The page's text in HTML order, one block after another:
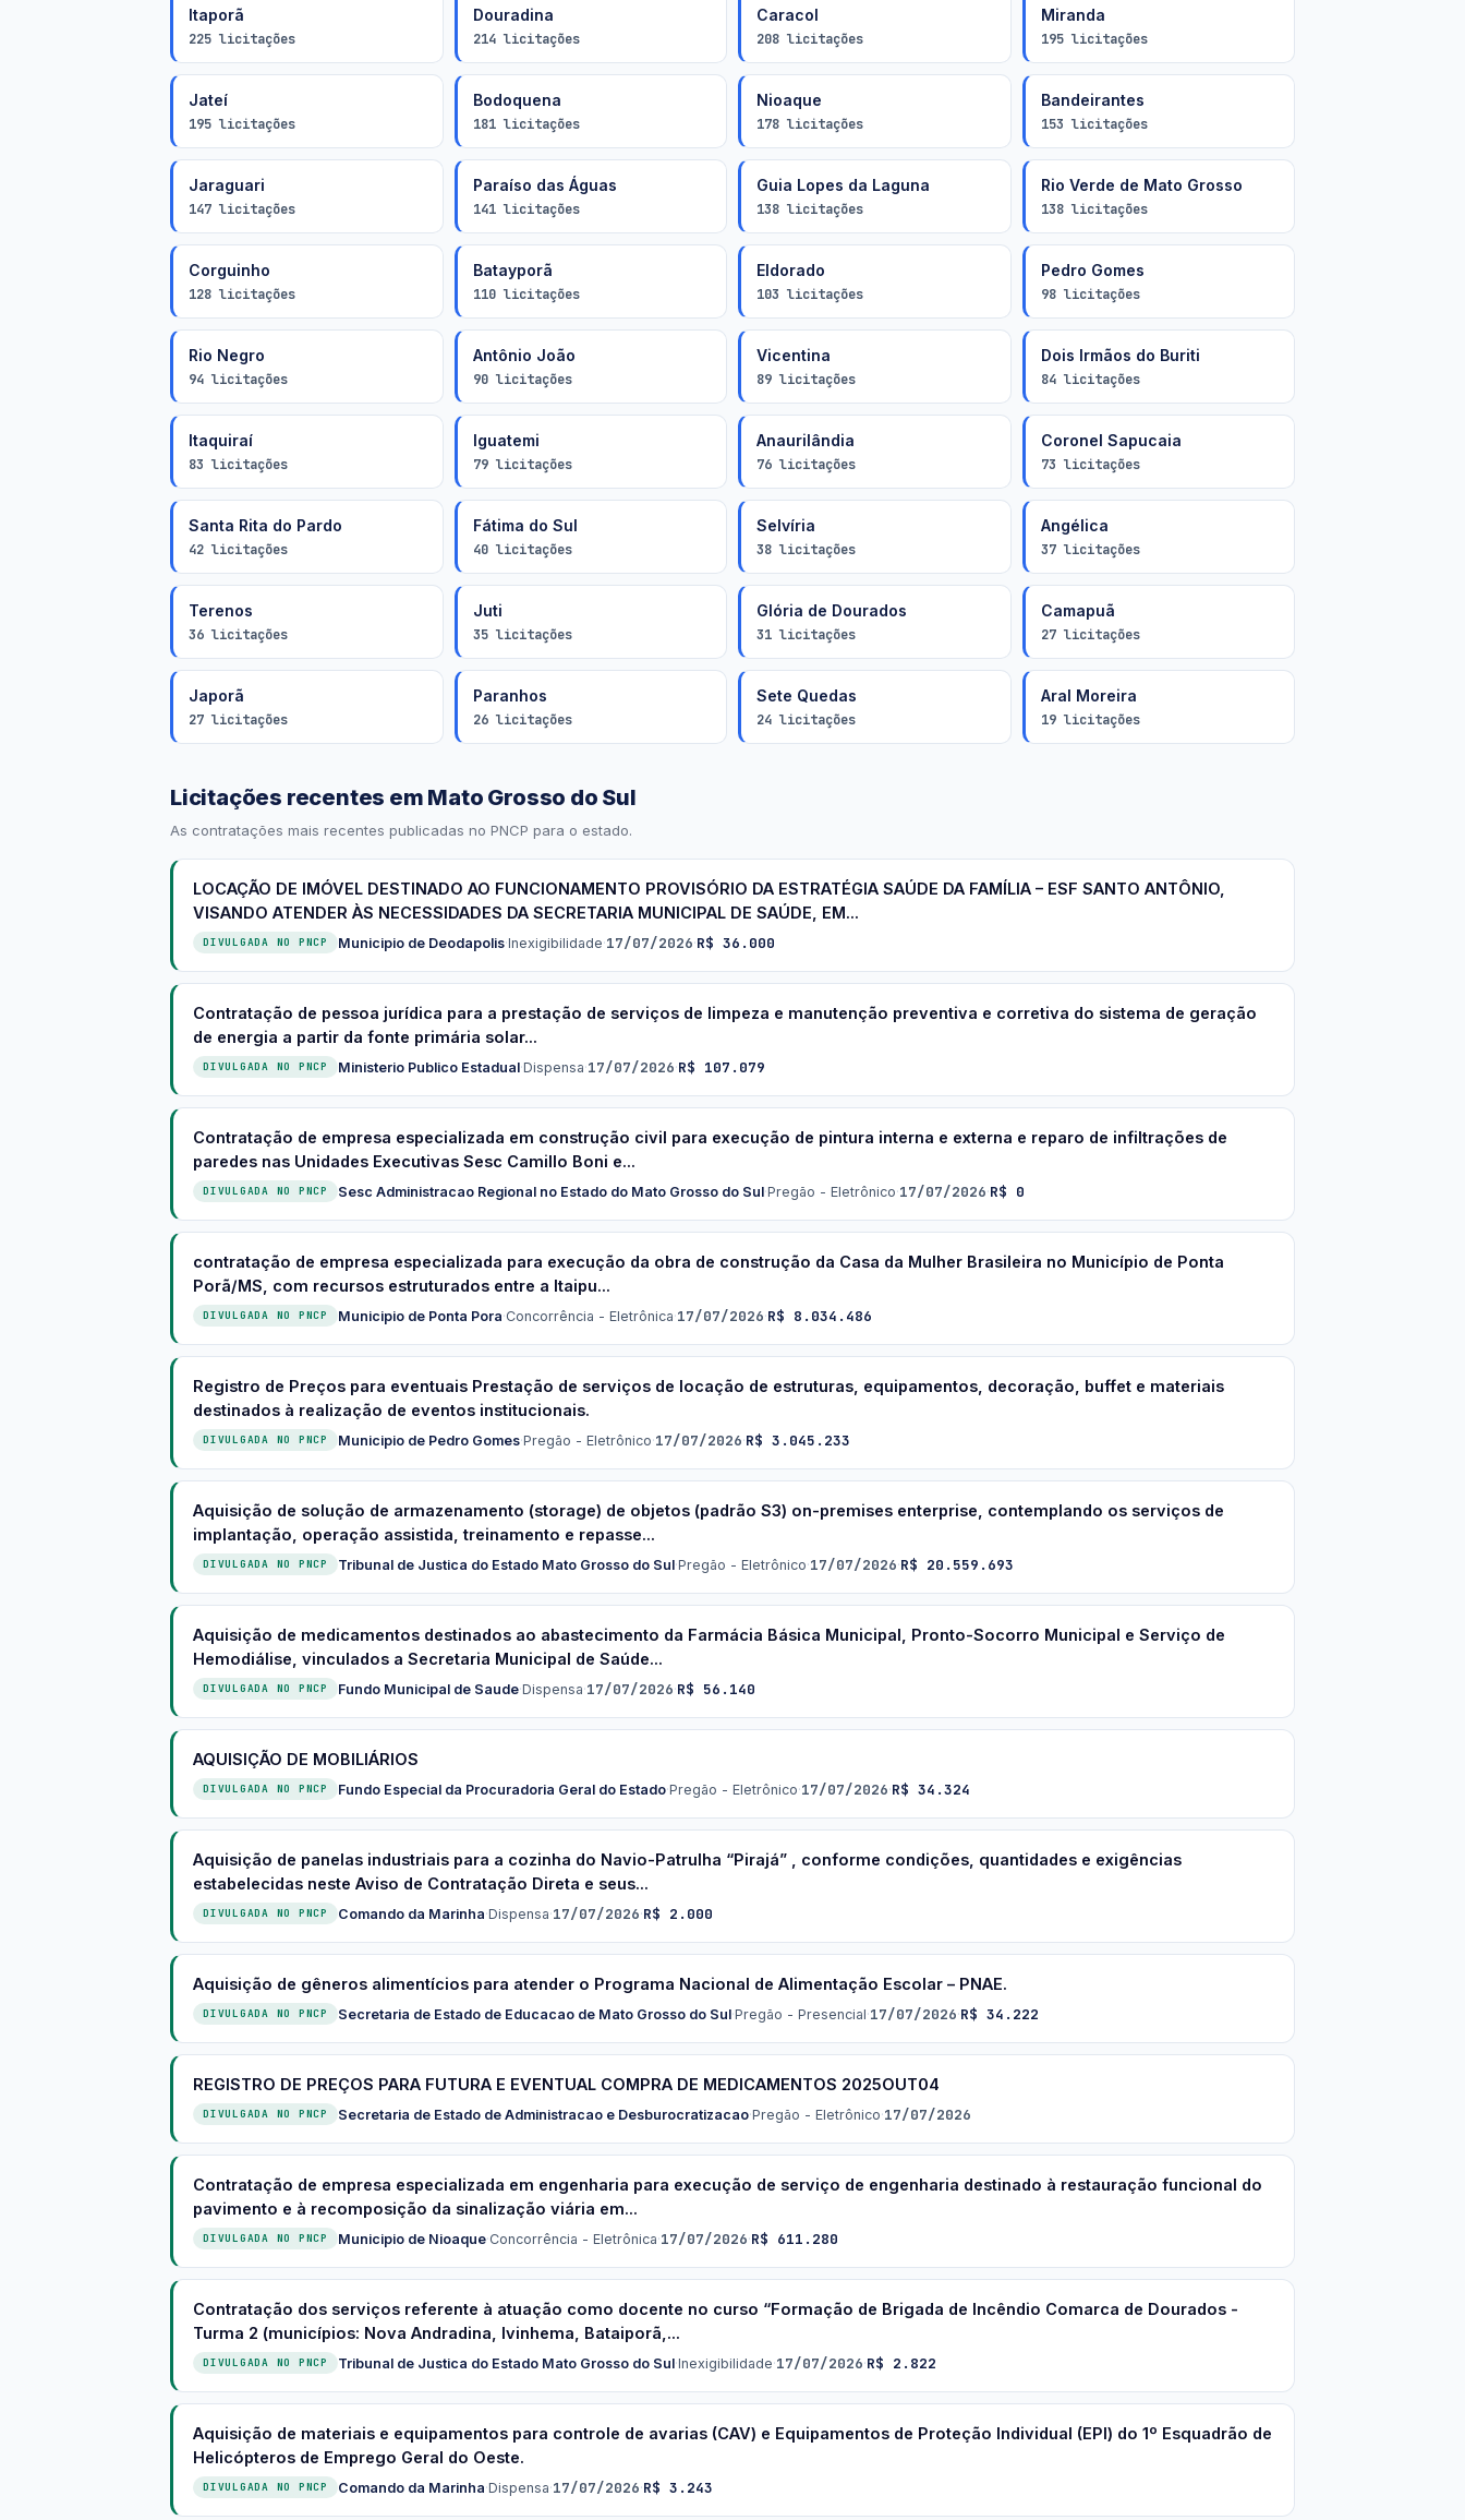
Itaporã
225 licitações
Douradina
214 licitações
Caracol
208 licitações
Miranda
195 licitações
Jateí
195 licitações
Bodoquena
181 licitações
Nioaque
178 licitações
Bandeirantes
153 licitações
Jaraguari
147 licitações
Paraíso das Águas
141 licitações
Guia Lopes da Laguna
138 licitações
Rio Verde de Mato Grosso
138 licitações
Corguinho
128 licitações
Batayporã
110 licitações
Eldorado
103 licitações
Pedro Gomes
98 licitações
Rio Negro
94 licitações
Antônio João
90 licitações
Vicentina
89 licitações
Dois Irmãos do Buriti
84 licitações
Itaquiraí
83 licitações
Iguatemi
79 licitações
Anaurilândia
76 licitações
Coronel Sapucaia
73 licitações
Santa Rita do Pardo
42 licitações
Fátima do Sul
40 licitações
Selvíria
38 licitações
Angélica
37 licitações
Terenos
36 licitações
Juti
35 licitações
Glória de Dourados
31 licitações
Camapuã
27 licitações
Japorã
27 licitações
Paranhos
26 licitações
Sete Quedas
24 licitações
Aral Moreira
19 licitações
Licitações recentes em Mato Grosso do Sul
As contratações mais recentes publicadas no PNCP para o estado.
LOCAÇÃO DE IMÓVEL DESTINADO AO FUNCIONAMENTO PROVISÓRIO DA ESTRATÉGIA SAÚDE DA FAMÍLIA – ESF SANTO ANTÔNIO,
VISANDO ATENDER ÀS NECESSIDADES DA SECRETARIA MUNICIPAL DE SAÚDE, EM...
DIVULGADA NO PNCP Municipio de Deodapolis·Inexigibilidade·17/07/2026·R$ 36.000
Contratação de pessoa jurídica para a prestação de serviços de limpeza e manutenção preventiva e corretiva do sistema de geração
de energia a partir da fonte primária solar...
DIVULGADA NO PNCP Ministerio Publico Estadual·Dispensa·17/07/2026·R$ 107.079
Contratação de empresa especializada em construção civil para execução de pintura interna e externa e reparo de infiltrações de
paredes nas Unidades Executivas Sesc Camillo Boni e...
DIVULGADA NO PNCP Sesc Administracao Regional no Estado do Mato Grosso do Sul·Pregão - Eletrônico·17/07/2026·R$ 0
contratação de empresa especializada para execução da obra de construção da Casa da Mulher Brasileira no Município de Ponta
Porã/MS, com recursos estruturados entre a Itaipu...
DIVULGADA NO PNCP Municipio de Ponta Pora·Concorrência - Eletrônica·17/07/2026·R$ 8.034.486
Registro de Preços para eventuais Prestação de serviços de locação de estruturas, equipamentos, decoração, buffet e materiais
destinados à realização de eventos institucionais.
DIVULGADA NO PNCP Municipio de Pedro Gomes·Pregão - Eletrônico·17/07/2026·R$ 3.045.233
Aquisição de solução de armazenamento (storage) de objetos (padrão S3) on-premises enterprise, contemplando os serviços de
implantação, operação assistida, treinamento e repasse...
DIVULGADA NO PNCP Tribunal de Justica do Estado Mato Grosso do Sul·Pregão - Eletrônico·17/07/2026·R$ 20.559.693
Aquisição de medicamentos destinados ao abastecimento da Farmácia Básica Municipal, Pronto-Socorro Municipal e Serviço de
Hemodiálise, vinculados a Secretaria Municipal de Saúde...
DIVULGADA NO PNCP Fundo Municipal de Saude·Dispensa·17/07/2026·R$ 56.140
AQUISIÇÃO DE MOBILIÁRIOS
DIVULGADA NO PNCP Fundo Especial da Procuradoria Geral do Estado·Pregão - Eletrônico·17/07/2026·R$ 34.324
Aquisição de panelas industriais para a cozinha do Navio-Patrulha “Pirajá” , conforme condições, quantidades e exigências
estabelecidas neste Aviso de Contratação Direta e seus...
DIVULGADA NO PNCP Comando da Marinha·Dispensa·17/07/2026·R$ 2.000
Aquisição de gêneros alimentícios para atender o Programa Nacional de Alimentação Escolar – PNAE.
DIVULGADA NO PNCP Secretaria de Estado de Educacao de Mato Grosso do Sul·Pregão - Presencial·17/07/2026·R$ 34.222
REGISTRO DE PREÇOS PARA FUTURA E EVENTUAL COMPRA DE MEDICAMENTOS 2025OUT04
DIVULGADA NO PNCP Secretaria de Estado de Administracao e Desburocratizacao·Pregão - Eletrônico·17/07/2026
Contratação de empresa especializada em engenharia para execução de serviço de engenharia destinado à restauração funcional do
pavimento e à recomposição da sinalização viária em...
DIVULGADA NO PNCP Municipio de Nioaque·Concorrência - Eletrônica·17/07/2026·R$ 611.280
Contratação dos serviços referente à atuação como docente no curso “Formação de Brigada de Incêndio Comarca de Dourados -
Turma 2 (municípios: Nova Andradina, Ivinhema, Bataiporã,...
DIVULGADA NO PNCP Tribunal de Justica do Estado Mato Grosso do Sul·Inexigibilidade·17/07/2026·R$ 2.822
Aquisição de materiais e equipamentos para controle de avarias (CAV) e Equipamentos de Proteção Individual (EPI) do 1º Esquadrão de
Helicópteros de Emprego Geral do Oeste.
DIVULGADA NO PNCP Comando da Marinha·Dispensa·17/07/2026·R$ 3.243